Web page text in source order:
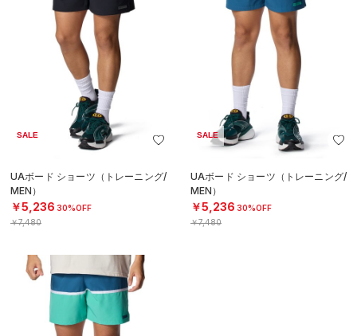
SALE
UAボード ショーツ（トレーニング/
MEN）
￥5,236 30%OFF
￥7,480
SALE
UAボード ショーツ（トレーニング/
MEN）
￥5,236 30%OFF
￥7,480